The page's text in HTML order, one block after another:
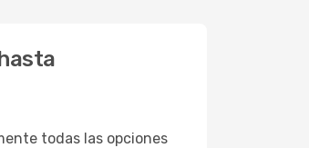
todas las opciones